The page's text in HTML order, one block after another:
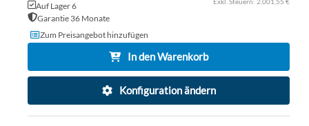
Auf Lager 6
Garantie 36 Monate
Zum Preisangebot hinzufügen
In den Warenkorb
Konfiguration ändern